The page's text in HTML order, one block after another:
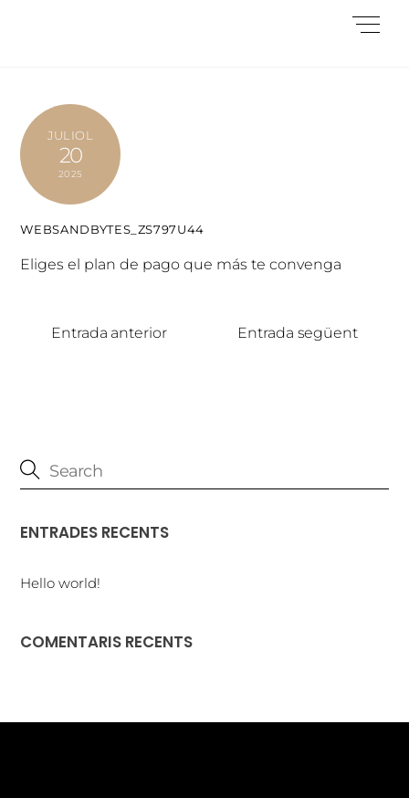
JULIOL
20
2025
WEBSANDBYTES_ZS797U44
Eliges el plan de pago que más te convenga
Entrada anterior Entrada següent
ENTRADES RECENTS
Hello world!
COMENTARIS RECENTS